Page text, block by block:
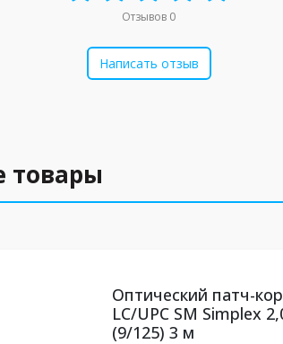
Отзывов 0
Написать отзыв
товары
Оптический патч-
LC/UPC SM Simplex
(9/125) 3 м